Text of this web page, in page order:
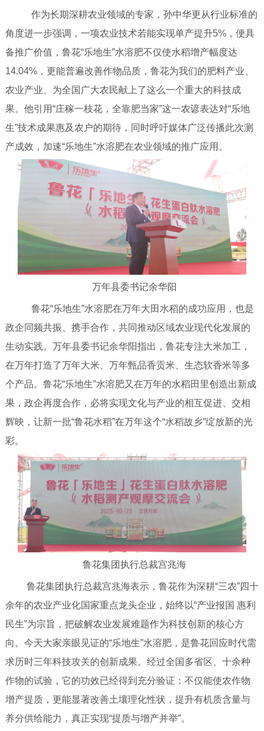
作为长期深耕农业领域的专家，孙中华更从行业标准的
角度进一步强调，一项农业技术若能实现单产提升5%，便具
备推广价值，鲁花“乐地生”水溶肥不仅使水稻增产幅度达
14.04%，更能普遍改善作物品质，鲁花为我们的肥料产业、
农业产业、为全国广大农民献上了这么一个重大的科技成
果。他引用“庄稼一枝花，全靠肥当家”这一农谚表达对“乐地
生”技术成果惠及农户的期待，同时呼吁媒体广泛传播此次测
产成效，加速“乐地生”水溶肥在农业领域的推广应用。
万年县委书记余华阳
鲁花“乐地生”水溶肥在万年大田水稻的成功应用，也是
政企同频共振、携手合作，共同推动区域农业现代化发展的
生动实践。万年县委书记余华阳指出，鲁花专注大米加工，
在万年打造了万年大米、万年甄品香贡米、生态软香米等多
个产品。鲁花“乐地生”水溶肥又在万年的水稻田里创造出新成
果，政企再度合作，必将实现文化与产业的相互促进、交相
辉映，让新一批“鲁花水稻”在万年这个“水稻故乡”绽放新的光
彩。
鲁花集团执行总裁宫兆海
鲁花集团执行总裁宫兆海表示，鲁花作为深耕“三农”四十
余年的农业产业化国家重点龙头企业，始终以“产业报国 惠利
民生”为宗旨，把破解农业发展难题作为科技创新的核心方
向。今天大家亲眼见证的“乐地生”水溶肥，是鲁花回应时代需
求历时三年科技攻关的创新成果。经过全国多省区、十余种
作物的试验，它的功效已经得到充分验证：不仅能使农作物
增产提质，更能显著改善土壤理化性状，提升有机质含量与
养分供给能力，真正实现“提质与增产并举”。